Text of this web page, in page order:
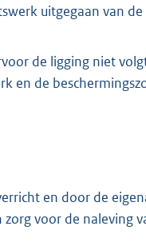
uitgegaan van
de ligging niet
en de
en door de
voor de naleving